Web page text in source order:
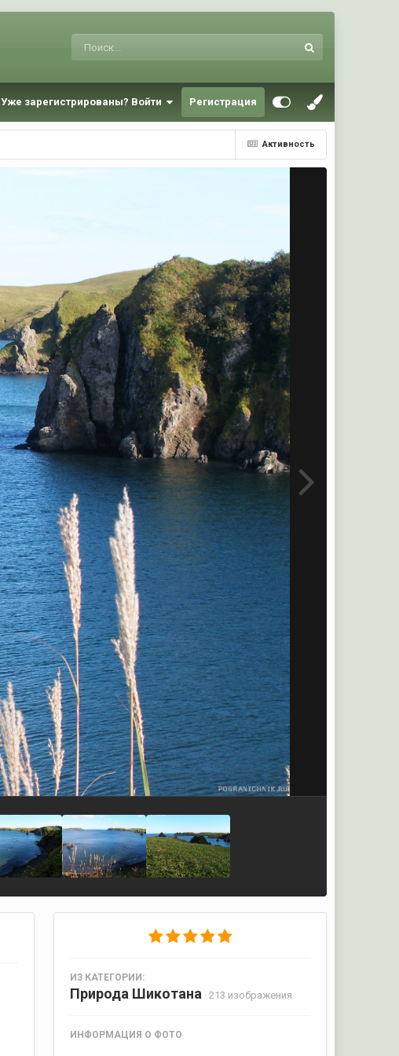
Уже зарегистрированы? Войти Регистрация
Активность
ИЗ КАТЕГОРИИ:
Природа Шикотана · 213 изображения
ИНФОРМАЦИЯ О ФОТО